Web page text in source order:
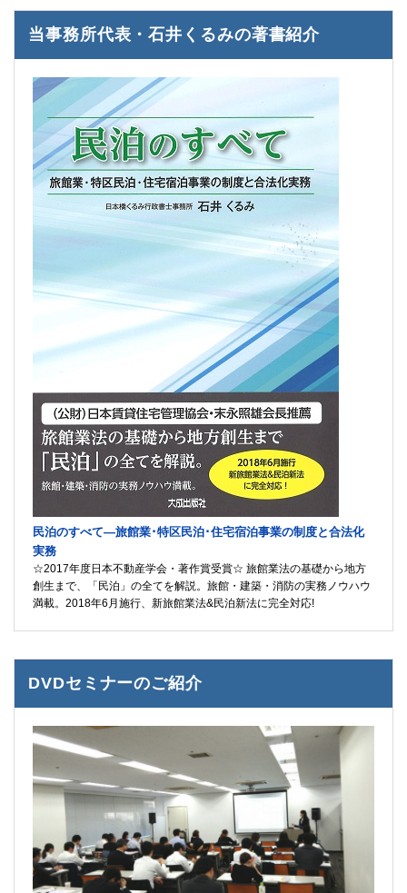
当事務所代表・石井くるみの著書紹介
民泊のすべて―旅館業･特区民泊･住宅宿泊事業の制度と合法化
実務
☆2017年度日本不動産学会・著作賞受賞☆ 旅館業法の基礎から地方
創生まで、「民泊」の全てを解説。旅館・建築・消防の実務ノウハウ
満載。2018年6月施行、新旅館業法&民泊新法に完全対応!
DVDセミナーのご紹介